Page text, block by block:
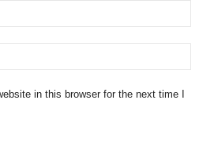
in this browser for the next time I